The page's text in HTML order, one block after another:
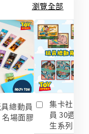
瀏覽全部
總動員
場面膠
集卡社 玩
員 30週年
生系列 收